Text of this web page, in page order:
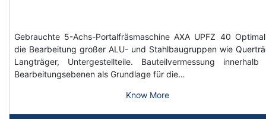
Gebrauchte 5-Achs-Portalfräsmaschine AXA UPFZ 40
die Bearbeitung großer ALU- und Stahlbaugruppen wie
Langträger, Untergestellteile. Bauteilvermessung innerhalb
Bearbeitungsebenen als Grundlage für die…
Know More